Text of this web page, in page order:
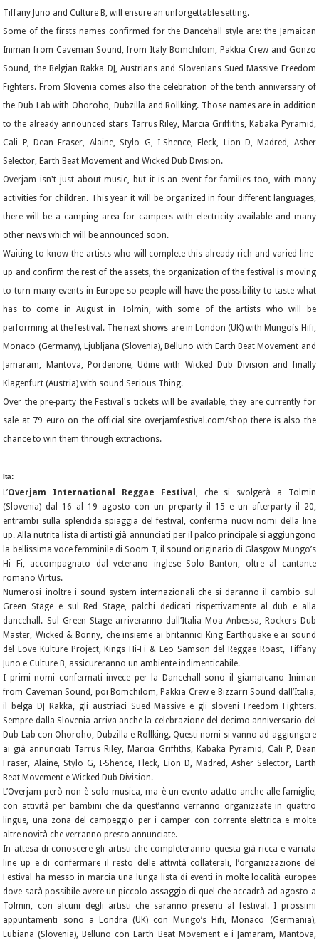
Tiffany Juno and Culture B, will ensure an unforgettable setting.
Some of the firsts names confirmed for the Dancehall style are: the Jamaican
Iniman from Caveman Sound, from Italy Bomchilom, Pakkia Crew and Gonzo
Sound, the Belgian Rakka DJ, Austrians and Slovenians Sued Massive Freedom
Fighters. From Slovenia comes also the celebration of the tenth anniversary of
the Dub Lab with Ohoroho, Dubzilla and Rollking. Those names are in addition
to the already announced stars Tarrus Riley, Marcia Griffiths, Kabaka Pyramid,
Cali P, Dean Fraser, Alaine, Stylo G, I-Shence, Fleck, Lion D, Madred, Asher
Selector, Earth Beat Movement and Wicked Dub Division.
Overjam isn't just about music, but it is an event for families too, with many
activities for children. This year it will be organized in four different languages,
there will be a camping area for campers with electricity available and many
other news which will be announced soon.
Waiting to know the artists who will complete this already rich and varied line-
up and confirm the rest of the assets, the organization of the festival is moving
to turn many events in Europe so people will have the possibility to taste what
has to come in August in Tolmin, with some of the artists who will be
performing at the festival. The next shows are in London (UK) with Mungoís Hifi,
Monaco (Germany), Ljubljana (Slovenia), Belluno with Earth Beat Movement and
Jamaram, Mantova, Pordenone, Udine with Wicked Dub Division and finally
Klagenfurt (Austria) with sound Serious Thing.
Over the pre-party the Festival's tickets will be available, they are currently for
sale at 79 euro on the official site overjamfestival.com/shop there is also the
chance to win them through extractions.
Ita:
L’Overjam International Reggae Festival , che si svolgerà a Tolmin
(Slovenia) dal 16 al 19 agosto con un preparty il 15 e un afterparty il 20,
entrambi sulla splendida spiaggia del festival, conferma nuovi nomi della line
up. Alla nutrita lista di artisti già annunciati per il palco principale si aggiungono
la bellissima voce femminile di Soom T, il sound originario di Glasgow Mungo’s
Hi Fi, accompagnato dal veterano inglese Solo Banton, oltre al cantante
romano Virtus.
Numerosi inoltre i sound system internazionali che si daranno il cambio sul
Green Stage e sul Red Stage, palchi dedicati rispettivamente al dub e alla
dancehall. Sul Green Stage arriveranno dall’Italia Moa Anbessa, Rockers Dub
Master, Wicked & Bonny, che insieme ai britannici King Earthquake e ai sound
del Love Kulture Project, Kings Hi-Fi & Leo Samson del Reggae Roast, Tiffany
Juno e Culture B, assicureranno un ambiente indimenticabile.
I primi nomi confermati invece per la Dancehall sono il giamaicano Iniman
from Caveman Sound, poi Bomchilom, Pakkia Crew e Bizzarri Sound dall’Italia,
il belga DJ Rakka, gli austriaci Sued Massive e gli sloveni Freedom Fighters.
Sempre dalla Slovenia arriva anche la celebrazione del decimo anniversario del
Dub Lab con Ohoroho, Dubzilla e Rollking. Questi nomi si vanno ad aggiungere
ai già annunciati Tarrus Riley, Marcia Griffiths, Kabaka Pyramid, Cali P, Dean
Fraser, Alaine, Stylo G, I-Shence, Fleck, Lion D, Madred, Asher Selector, Earth
Beat Movement e Wicked Dub Division.
L’Overjam però non è solo musica, ma è un evento adatto anche alle famiglie,
con attività per bambini che da quest’anno verranno organizzate in quattro
lingue, una zona del campeggio per i camper con corrente elettrica e molte
altre novità che verranno presto annunciate.
In attesa di conoscere gli artisti che completeranno questa già ricca e variata
line up e di confermare il resto delle attività collaterali, l’organizzazione del
Festival ha messo in marcia una lunga lista di eventi in molte località europee
dove sarà possibile avere un piccolo assaggio di quel che accadrà ad agosto a
Tolmin, con alcuni degli artisti che saranno presenti al festival. I prossimi
appuntamenti sono a Londra (UK) con Mungo’s Hifi, Monaco (Germania),
Lubiana (Slovenia), Belluno con Earth Beat Movement e i Jamaram, Mantova,